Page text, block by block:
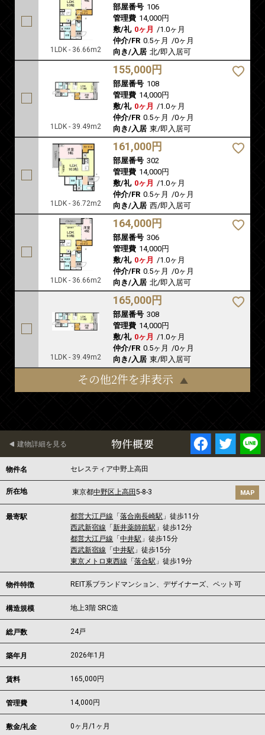
1LDK - 36.66m2
部屋番号 106
管理費 14,000円
敷/礼 0ヶ月 /1.0ヶ月
仲介/FR 0.5ヶ月 /0ヶ月
向き/入居 北/即入居可
1LDK - 39.49m2
155,000円
部屋番号 108
管理費 14,000円
敷/礼 0ヶ月 /1.0ヶ月
仲介/FR 0.5ヶ月 /0ヶ月
向き/入居 東/即入居可
1LDK - 36.72m2
161,000円
部屋番号 302
管理費 14,000円
敷/礼 0ヶ月 /1.0ヶ月
仲介/FR 0.5ヶ月 /0ヶ月
向き/入居 西/即入居可
1LDK - 36.66m2
164,000円
部屋番号 306
管理費 14,000円
敷/礼 0ヶ月 /1.0ヶ月
仲介/FR 0.5ヶ月 /0ヶ月
向き/入居 北/即入居可
1LDK - 39.49m2
165,000円
部屋番号 308
管理費 14,000円
敷/礼 0ヶ月 /1.0ヶ月
仲介/FR 0.5ヶ月 /0ヶ月
向き/入居 東/即入居可
その他2件を非表示
物件概要
建物詳細を見る
物件名 セレスティア中野上高田
所在地 東京都中野区上高田5-8-3 MAP
最寄駅 都営大江戸線 「落合南長崎駅 」徒歩11分
西武新宿線 「新井薬師前駅 」徒歩12分
都営大江戸線 「中井駅 」徒歩15分
西武新宿線 「中井駅 」徒歩15分
東京メトロ東西線 「落合駅 」徒歩19分
物件特徴 REIT系ブランドマンション、デザイナーズ、ペット可
構造規模 地上3階 SRC造
総戸数 24戸
築年月 2026年1月
賃料 165,000 円
管理費 14,000円
敷金/礼金 0ヶ月/1ヶ月